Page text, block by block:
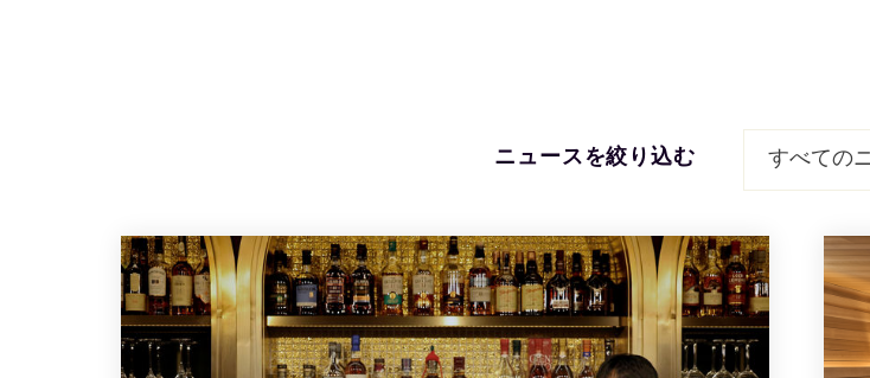
ニュースを絞り込む